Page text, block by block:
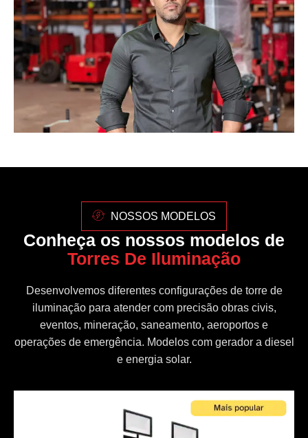
NOSSOS MODELOS
Conheça os nossos modelos de
Torres De Iluminação
Desenvolvemos diferentes configurações de torre de
iluminação para atender com precisão obras civis,
eventos, mineração, saneamento, aeroportos e
operações de emergência. Modelos com gerador a diesel
e energia solar.